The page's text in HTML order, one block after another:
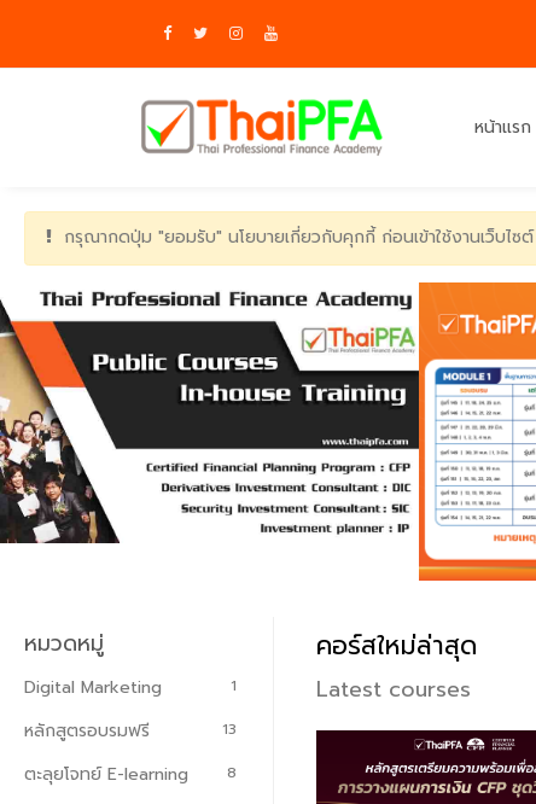
หน้าแรก
กรุณากดปุ่ม "ยอมรับ" นโยบายเกี่ยวกับคุกกี้ ก่อนเข้าใช้งานเว็บไซต์
คอร์สใหม่ล่าสุด
Latest courses
งิน CFP ฉบับที่ 4 ส่วนที่ 2 (ชุดวิชา
หมวดหมู่
Digital Marketing 1
หลักสูตรอบรมฟรี 13
ตะลุยโจทย์ E-learning 8